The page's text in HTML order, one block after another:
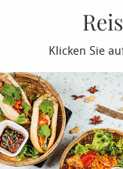
Klicken Sie